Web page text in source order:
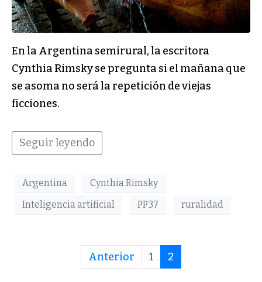
En la Argentina semirural, la escritora
Cynthia Rimsky se pregunta si el mañana que
se asoma no será la repetición de viejas
ficciones.
Seguir leyendo
Argentina
Cynthia Rimsky
Inteligencia artificial
PP37 ruralidad
Anterior 1 2